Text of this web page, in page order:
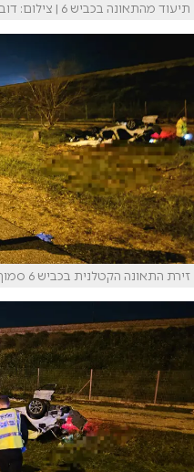
תיעוד מהתאונה בכביש 6 | צילום: דוברות מד"א־הצלה שרון
זירת התאונה הקטלנית בכביש 6 סמוך לניצני עוז | צילום: דוברות זק"א